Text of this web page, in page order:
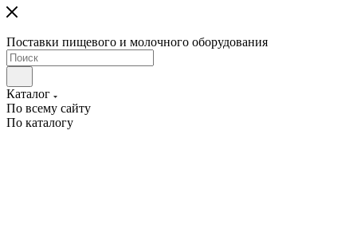
Поставки пищевого и молочного оборудования
Каталог
По всему сайту
По каталогу